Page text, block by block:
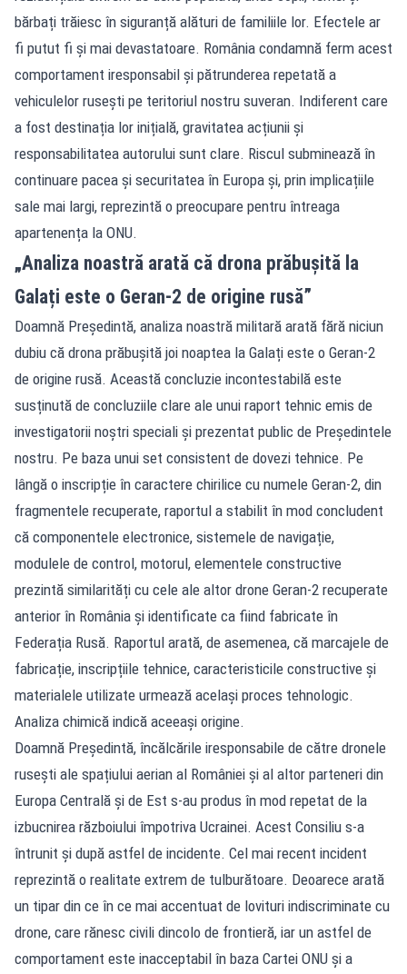
bărbați trăiesc în siguranță alături de familiile lor. Efectele ar
fi putut fi și mai devastatoare. România condamnă ferm acest
comportament iresponsabil și pătrunderea repetată a
vehiculelor rusești pe teritoriul nostru suveran. Indiferent care
a fost destinația lor inițială, gravitatea acțiunii și
responsabilitatea autorului sunt clare. Riscul subminează în
continuare pacea și securitatea în Europa și, prin implicațiile
sale mai largi, reprezintă o preocupare pentru întreaga
apartenența la ONU.
„Analiza noastră arată că drona prăbușită la
Galați este o Geran-2 de origine rusă”
Doamnă Președintă, analiza noastră militară arată fără niciun
dubiu că drona prăbușită joi noaptea la Galați este o Geran-2
de origine rusă. Această concluzie incontestabilă este
susținută de concluziile clare ale unui raport tehnic emis de
investigatorii noștri speciali și prezentat public de Președintele
nostru. Pe baza unui set consistent de dovezi tehnice. Pe
lângă o inscripție în caractere chirilice cu numele Geran-2, din
fragmentele recuperate, raportul a stabilit în mod concludent
că componentele electronice, sistemele de navigație,
modulele de control, motorul, elementele constructive
prezintă similarități cu cele ale altor drone Geran-2 recuperate
anterior în România și identificate ca fiind fabricate în
Federația Rusă. Raportul arată, de asemenea, că marcajele de
fabricație, inscripțiile tehnice, caracteristicile constructive și
materialele utilizate urmează același proces tehnologic.
Analiza chimică indică aceeași origine.
Doamnă Președintă, încălcările iresponsabile de către dronele
rusești ale spațiului aerian al României și al altor parteneri din
Europa Centrală și de Est s-au produs în mod repetat de la
izbucnirea războiului împotriva Ucrainei. Acest Consiliu s-a
întrunit și după astfel de incidente. Cel mai recent incident
reprezintă o realitate extrem de tulburătoare. Deoarece arată
un tipar din ce în ce mai accentuat de lovituri indiscriminate cu
drone, care rănesc civili dincolo de frontieră, iar un astfel de
comportament este inacceptabil în baza Cartei ONU și a